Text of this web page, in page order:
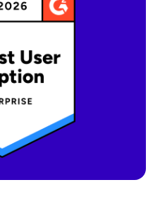
verdeutlicht die
von AB Tasty bei
Vergleich zu seinen